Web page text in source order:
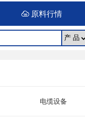
原料行情
电缆设备